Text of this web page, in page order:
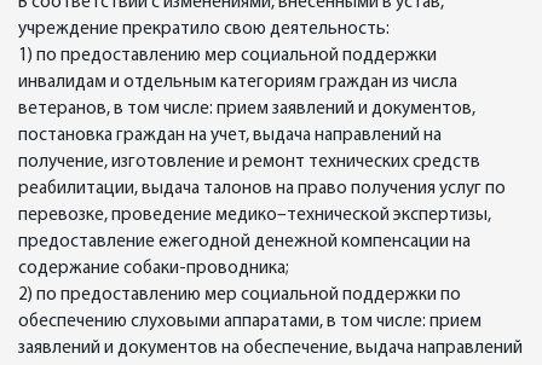
учреждение прекратило свою деятельность:
1) по предоставлению мер социальной поддержки
инвалидам и отдельным категориям граждан из числа
ветеранов, в том числе: прием заявлений и документов,
постановка граждан на учет, выдача направлений на
получение, изготовление и ремонт технических средств
реабилитации, выдача талонов на право получения услуг по
перевозке, проведение медико–технической экспертизы,
предоставление ежегодной денежной компенсации на
содержание собаки-проводника;
2) по предоставлению мер социальной поддержки по
обеспечению слуховыми аппаратами, в том числе: прием
заявлений и документов на обеспечение, выдача направлений